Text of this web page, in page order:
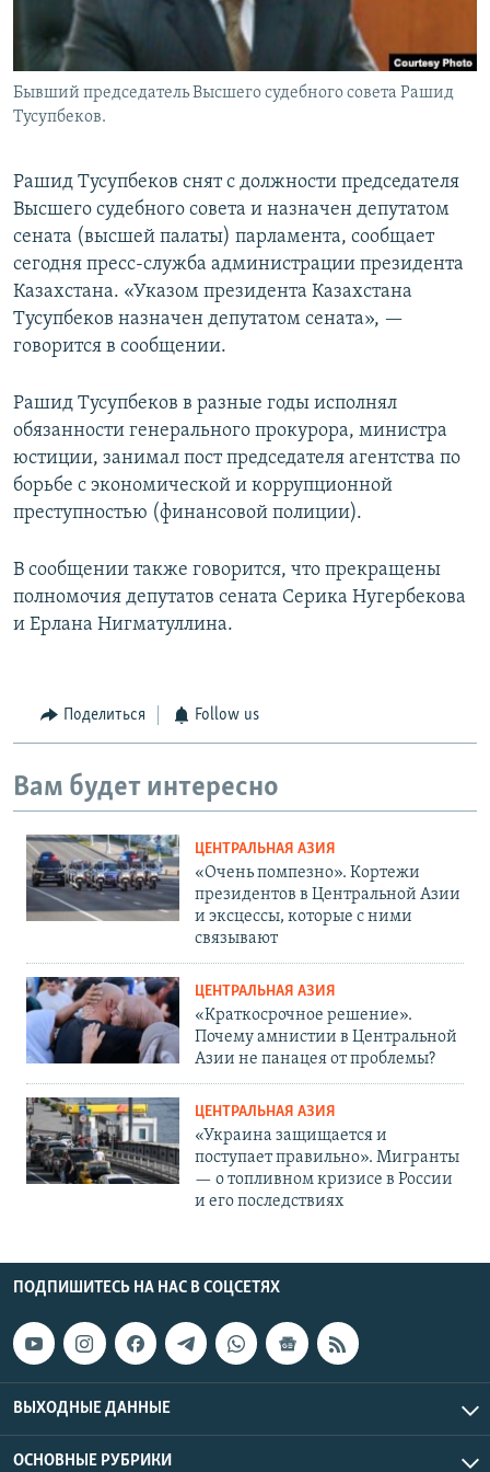
Бывший председатель Высшего судебного совета Рашид
Тусупбеков.
Рашид Тусупбеков снят с должности председателя
Высшего судебного совета и назначен депутатом
сената (высшей палаты) парламента, сообщает
сегодня пресс-служба администрации президента
Казахстана. «Указом президента Казахстана
Тусупбеков назначен депутатом сената», —
говорится в сообщении.
Рашид Тусупбеков в разные годы исполнял
обязанности генерального прокурора, министра
юстиции, занимал пост председателя агентства по
борьбе с экономической и коррупционной
преступностью (финансовой полиции).
В сообщении также говорится, что прекращены
полномочия депутатов сената Серика Нугербекова
и Ерлана Нигматуллина.
Поделиться Follow us
Вам будет интересно
ЦЕНТРАЛЬНАЯ АЗИЯ
«Очень помпезно». Кортежи
президентов в Центральной Азии
и эксцессы, которые с ними
связывают
ЦЕНТРАЛЬНАЯ АЗИЯ
«Краткосрочное решение».
Почему амнистии в Центральной
Азии не панацея от проблемы?
ЦЕНТРАЛЬНАЯ АЗИЯ
«Украина защищается и
поступает правильно». Мигранты
— о топливном кризисе в России
и его последствиях
ПОДПИШИТЕСЬ НА НАС В СОЦСЕТЯХ
ВЫХОДНЫЕ ДАННЫЕ
ОСНОВНЫЕ РУБРИКИ